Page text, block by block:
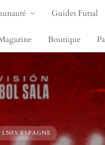
Guides Futsal
Boutique
LNFS ESPAGNE